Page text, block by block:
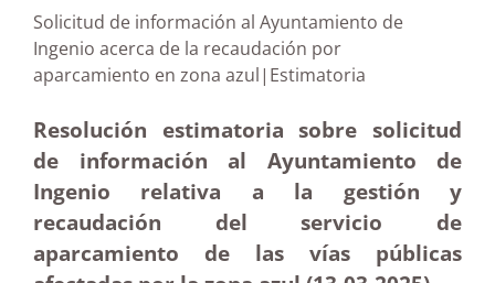
Solicitud de información al Ayuntamiento de
Ingenio acerca de la recaudación por
aparcamiento en zona azul|Estimatoria
Resolución estimatoria sobre solicitud
de información al Ayuntamiento de
Ingenio relativa a la gestión y
recaudación del servicio de
aparcamiento de las vías públicas